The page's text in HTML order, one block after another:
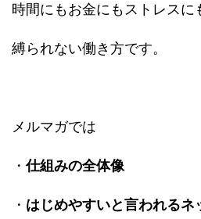
時間にもお金にもストレスに
縛られない働き方です。
メルマガでは
・仕組みの全体像
・ はじめやすいと言われるネ